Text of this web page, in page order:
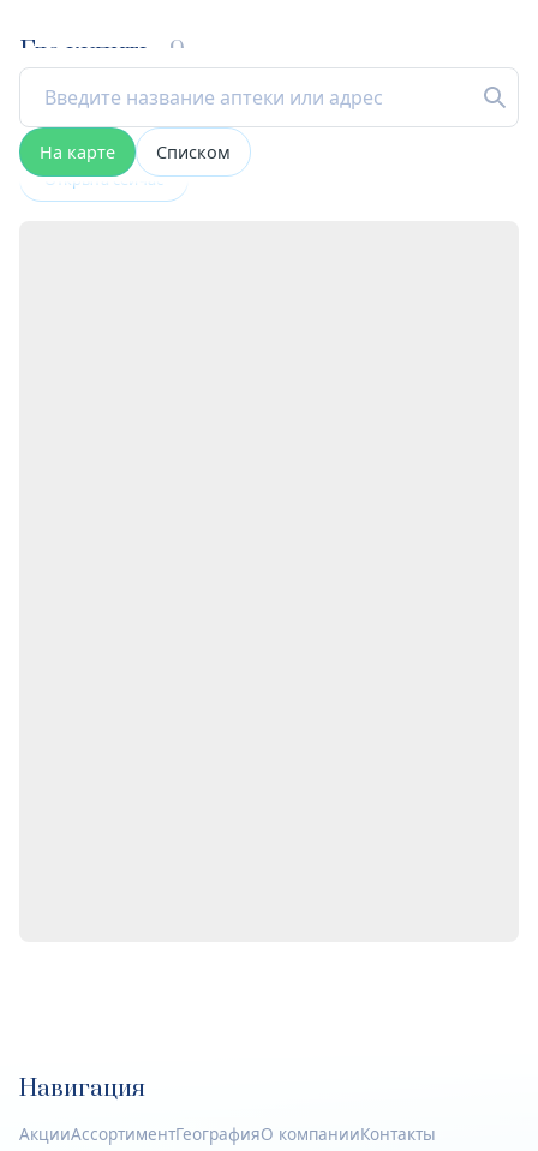
Где купить 9
На карте Списком
Открыта сейчас
Навигация
АкцииАссортиментГеографияО компанииКонтакты